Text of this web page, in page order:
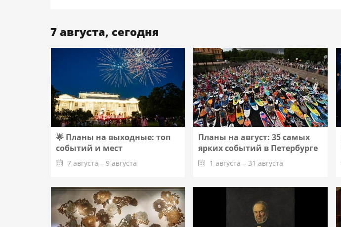
7 августа, сегодня
🌟 Планы на выходные: топ
событий и мест
7 августа – 9 августа
Подробнее
Планы на август: 35 самых
ярких событий в Петербурге
1 августа – 31 августа